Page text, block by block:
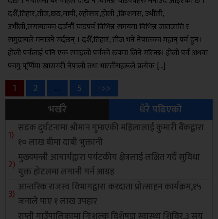
दशैँ,तिहार,तीज,छठ,माघी, ल्होसार,होली ,क्रिशमस, उधौँली,
उभौँली,लगायतका दर्जनौँ चाडपर्व विभिन्न समयमा विभिन्न जातजाति र
समुदायले मनाउने गर्दछन् । दशैँ,तिहार, तीज भने नेपालका महान् पर्व हुन।
होली पर्वलाई पनि एक रमाइलो पर्वको रुपमा लिने गरिन्छ। होली पर्व अथवा
फागु पूर्णिमा खासगरी नेपाली तथा भारतीयहरूले प्रत्येक […]
Posts
pagination
Page
1 Page
2 … Page
5
->>
भर्खरै
धेरै पढिएको
सडक दुर्घटनामा श्रीमान गुमाएकी महिलालाई कुमारी बैंकद्वारा
१० लाख बीमा दाबी भुक्तानी
मुख्यमन्त्री आचार्यद्वारा पर्यटकीय क्षेत्रलाई लक्षित गर्दै सुविधा
युक्त होटलमा लगानी गर्न आग्रह
आन्तरिक राजस्व विभागद्वारा करदाता प्रोत्साहन कार्यक्रम,१५
जनाले पाए १ लाख उपहार